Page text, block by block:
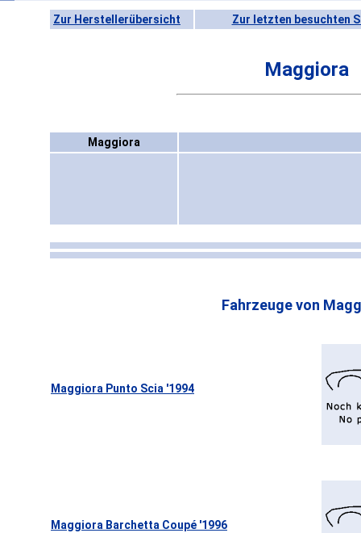
Zur Herstellerübersicht Zur letzten besuchten
Maggiora
Maggiora
Fahrzeuge von
Maggiora Punto Scia '1994
Maggiora Barchetta Coupé '1996